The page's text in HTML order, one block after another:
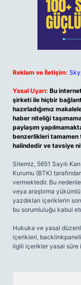
Reklam ve İletişim:
Yasal Uyarı: Bu
şirketi ile hiçbir
hazırladığımız
haber niteliği
paylaşım
benzerlikleri
halindedir ve tavsiye
Sitemiz, 5651 Sayılı
Kurumu (BTK)
vermektedir. Bu
veya araştırma
yazdıkları içeriklerin
bu sorumluluğu kabul
Hukuka ve yasal
içerikleri,
ilgili içerikler yasal süre